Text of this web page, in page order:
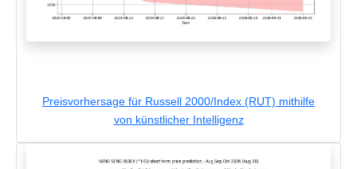
Preisvorhersage für Russell 2000/Index (RUT) mithilfe
von künstlicher Intelligenz